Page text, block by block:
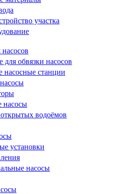
участка
обвязки насосов
насосные станции
насосы
водоёмов
установки
насосы